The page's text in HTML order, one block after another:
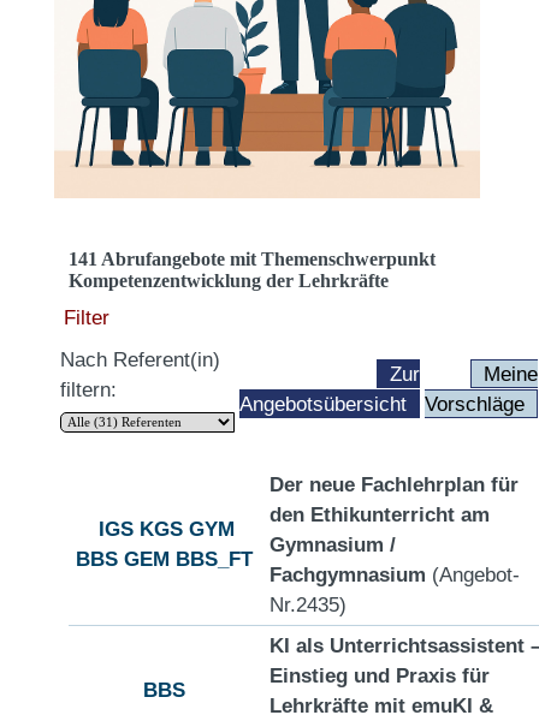
141 Abrufangebote mit Themenschwerpunkt
Kompetenzentwicklung der Lehrkräfte
Filter
Nach Referent(in)
filtern:
Zur
Angebotsübersicht
Meine
Vorschläge
IGS KGS GYM
BBS GEM BBS_FT
Der neue Fachlehrplan für
den Ethikunterricht am
Gymnasium /
Fachgymnasium (Angebot-
Nr.2435)
BBS
KI als Unterrichtsassistent
Einstieg und Praxis für
Lehrkräfte mit emuKI &